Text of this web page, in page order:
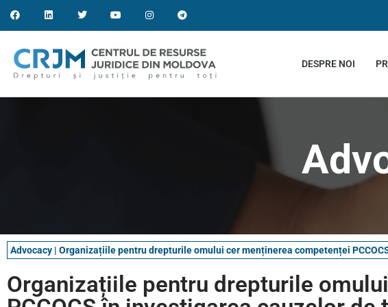
DESPRE NOI
Advocacy | Organizațiile pentru drepturile omului cer menținerea competenței
Organizațiile pentru drepturile